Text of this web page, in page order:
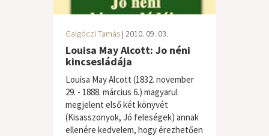
Galgóczi Tamás | 2010. 09. 03.
Louisa May Alcott: Jo néni
kincsesládája
Louisa May Alcott (1832. november
29. - 1888. március 6.) magyarul
megjelent első két könyvét
(Kisasszonyok, Jó feleségek) annak
ellenére kedvelem, hogy érezhetően